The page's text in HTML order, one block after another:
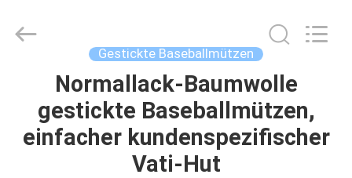
HAUS
PRODUKTE
Ltd..
Gestickte Baseballmützen
Normallack-Baumwolle
gestickte Baseballmützen,
einfacher kundenspezifischer
Vati-Hut